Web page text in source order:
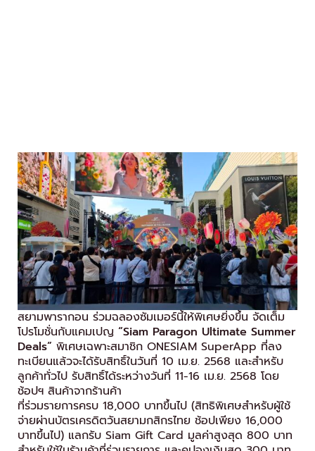
สยามพารากอน ร่วมฉลองซัมเมอร์นี้ให้พิเศษยิ่งขึ้น จัดเต็ม
โปรโมชั่นกับแคมเปญ “Siam Paragon Ultimate Summer
Deals” พิเศษเฉพาะสมาชิก ONESIAM SuperApp ที่ลง
ทะเบียนแล้วจะได้รับสิทธิ์ในวันที่ 10 เม.ย. 2568 และสำหรับ
ลูกค้าทั่วไป รับสิทธิ์ได้ระหว่างวันที่ 11-16 เม.ย. 2568 โดย
ช้อปฯ สินค้าจากร้านค้า
ที่ร่วมรายการครบ 18,000 บาทขึ้นไป (สิทธิพิเศษสำหรับผู้ใช้
จ่ายผ่านบัตรเครดิตวันสยามกสิกรไทย ช้อปเพียง 16,000
บาทขึ้นไป) แลกรับ Siam Gift Card มูลค่าสูงสุด 800 บาท